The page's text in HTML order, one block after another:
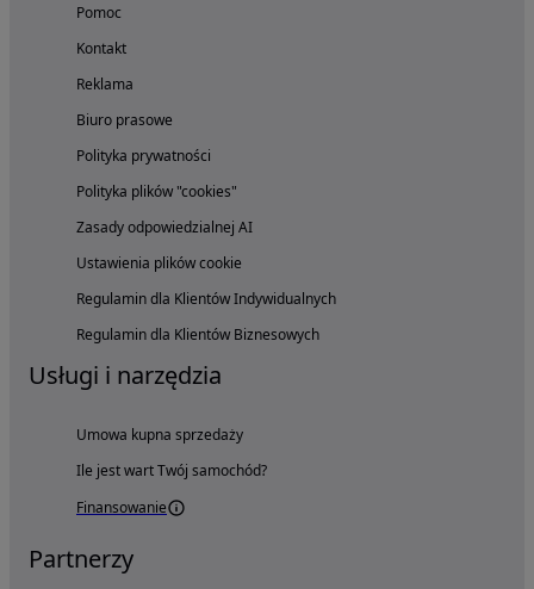
Pomoc
Kontakt
Reklama
Biuro prasowe
Polityka prywatności
Polityka plików "cookies"
Zasady odpowiedzialnej AI
Ustawienia plików cookie
Regulamin dla Klientów Indywidualnych
Regulamin dla Klientów Biznesowych
Usługi i narzędzia
Umowa kupna sprzedaży
Ile jest wart Twój samochód?
Finansowanie
Partnerzy